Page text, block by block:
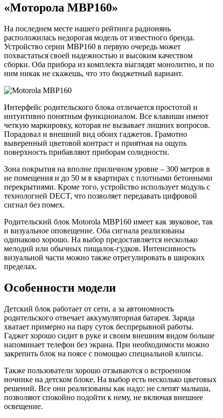
«Моторола MBP160»
На последнем месте нашего рейтинга радионянь
расположилась недорогая модель от известного бренда.
Устройство серии МВР160 в первую очередь может
похвастаться своей надежностью и высоким качеством
сборки. Оба прибора из комплекта выглядят монолитно, и по
ним никак не скажешь, что это бюджетный вариант.
Интерфейс родительского блока отличается простотой и
интуитивно понятным функционалом. Все клавиши имеют
четкую маркировку, которая не вызывает лишних вопросов.
Порадовал и внешний вид обоих гаджетов. Грамотно
выверенный цветовой контраст и приятная на ощупь
поверхность прибавляют приборам солидности.
Зона покрытия на вполне приличном уровне – 300 метров в
не помещения и до 50 м в квартирах с плотными бетонными
перекрытиями. Кроме того, устройство использует модуль с
технологией DECT, что позволяет передавать цифровой
сигнал без помех.
Родительский блок Motorola MBP160 имеет как звуковое, так
и визуальное оповещение. Оба сигнала реализованы
одинаково хорошо. На выбор предоставляется несколько
мелодий или обычных пищалок-гудков. Интенсивность
визуальной части можно также отрегулировать в широких
пределах.
Особенности модели
Детский блок работает от сети, а за автономность
родительского отвечает аккумуляторная батарея. Заряда
хватает примерно на пару суток беспрерывной работы.
Гаджет хорошо сидит в руке и своим внешним видом больше
напоминает телефон без экрана. При необходимости можно
закрепить блок на поясе с помощью специальной клипсы.
Также пользователи хорошо отзываются о встроенном
ночнике на детском блоке. На выбор есть несколько цветовых
решений. Все они реализованы как надо: не слепят малыша,
позволяют спокойно подойти к нему, не включая внешнее
освещение.